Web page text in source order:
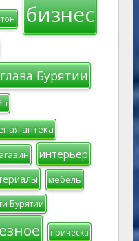
бизнес
глава Бурятии
аптека
интерьер
мебель
Бурятии
прическа